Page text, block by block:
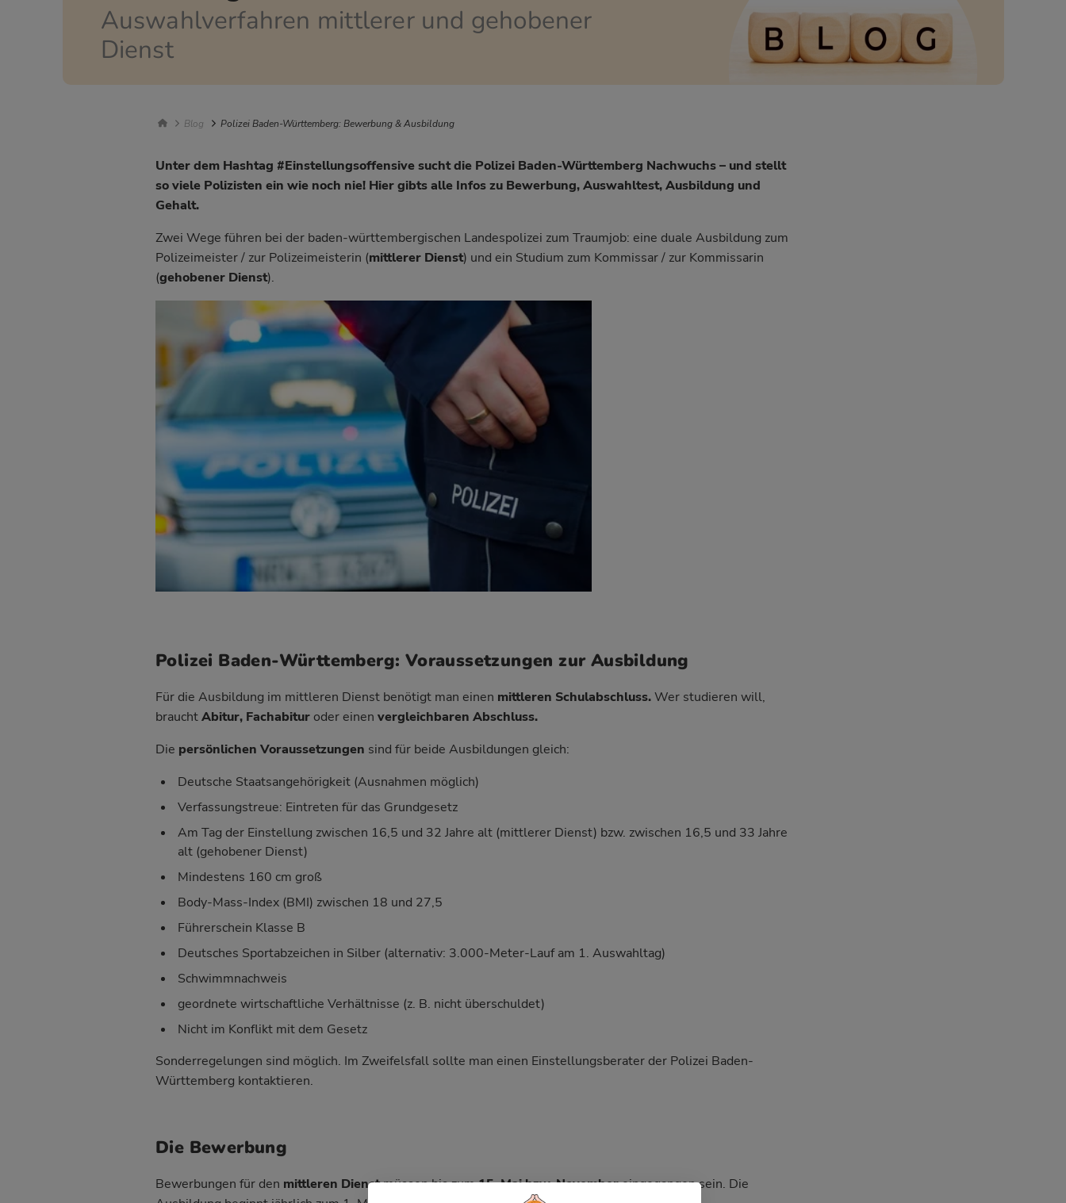
Auswahlverfahren mittlerer und gehobener
Dienst
Breadcrumb Navigation
Blog Polizei Baden-Württemberg: Bewerbung & Ausbildung
Unter dem Hashtag #Einstellungsoffensive sucht die Polizei Baden-Württemberg Nachwuchs – und stellt
so viele Polizisten ein wie noch nie! Hier gibts alle Infos zu Bewerbung, Auswahltest, Ausbildung und
Gehalt.
Zwei Wege führen bei der baden-württembergischen Landespolizei zum Traumjob: eine duale Ausbildung zum
Polizeimeister / zur Polizeimeisterin (mittlerer Dienst) und ein Studium zum Kommissar / zur Kommissarin
(gehobener Dienst).
Polizei Baden-Württemberg: Voraussetzungen zur Ausbildung
Für die Ausbildung im mittleren Dienst benötigt man einen mittleren Schulabschluss.Wer studieren will,
brauchtAbitur, Fachabitur oder einen vergleichbaren Abschluss.
Die persönlichen Voraussetzungen sind für beide Ausbildungen gleich:
Deutsche Staatsangehörigkeit (Ausnahmen möglich)
Verfassungstreue: Eintreten für das Grundgesetz
Am Tag der Einstellung zwischen 16,5 und 32 Jahre alt (mittlerer Dienst) bzw. zwischen 16,5 und 33 Jahre
alt (gehobener Dienst)
Mindestens 160 cm groß
Body-Mass-Index (BMI) zwischen 18 und 27,5
Führerschein Klasse B
Deutsches Sportabzeichen in Silber (alternativ: 3.000-Meter-Lauf am 1. Auswahltag)
Schwimmnachweis
geordnete wirtschaftliche Verhältnisse (z. B. nicht überschuldet)
Nicht im Konflikt mit dem Gesetz
Sonderregelungen sind möglich. Im Zweifelsfall sollte man einen Einstellungsberater der Polizei Baden-
Württemberg kontaktieren.
Die Bewerbung
Bewerbungen für den mittleren Dienstmüssen bis zum15. Mai bzw. Novembereingegangen sein. Die